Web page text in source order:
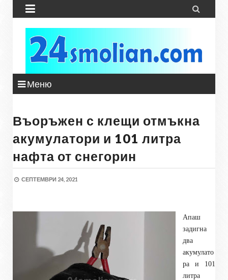
 
Меню
Въоръжен с клещи отмъкна
акумулатори и 101 литра
нафта от снегорин
СЕПТЕМВРИ 24, 2021
Апаш
задигна
два
акумулато
ра и 101
литра